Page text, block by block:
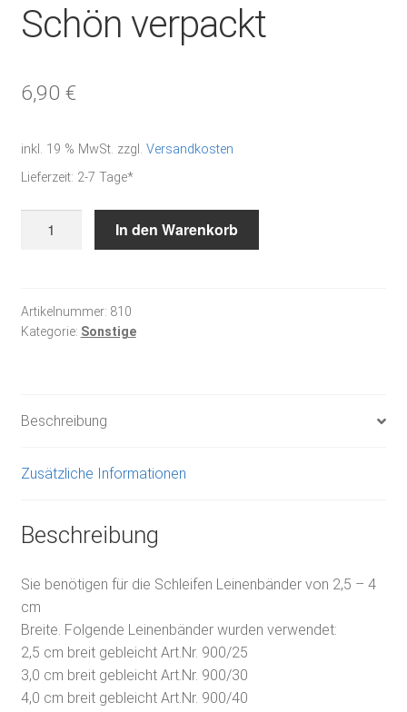
Schön verpackt
6,90 €
inkl. 19 % MwSt. zzgl. Versandkosten
Lieferzeit: 2-7 Tage*
In den Warenkorb
Artikelnummer: 810
Kategorie: Sonstige
Beschreibung
Zusätzliche Informationen
Beschreibung
Sie benötigen für die Schleifen Leinenbänder von 2,5 – 4
cm
Breite. Folgende Leinenbänder wurden verwendet:
2,5 cm breit gebleicht Art.Nr. 900/25
3,0 cm breit gebleicht Art.Nr. 900/30
4,0 cm breit gebleicht Art.Nr. 900/40